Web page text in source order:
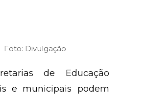
Foto: Divulgação
de Educação
e municipais podem